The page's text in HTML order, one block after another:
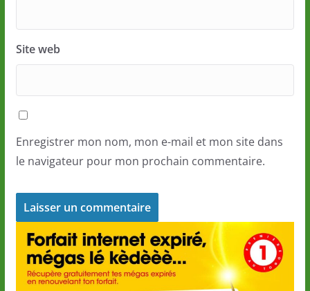
Site web
Enregistrer mon nom, mon e-mail et mon site dans
le navigateur pour mon prochain commentaire.